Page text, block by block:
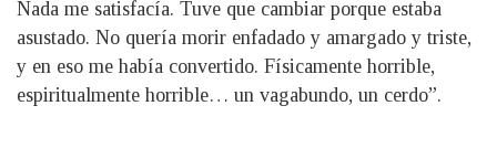
Nada me satisfacía. Tuve que cambiar porque estaba
asustado. No quería morir enfadado y amargado y triste,
y en eso me había convertido. Físicamente horrible,
espiritualmente horrible… un vagabundo, un cerdo”.